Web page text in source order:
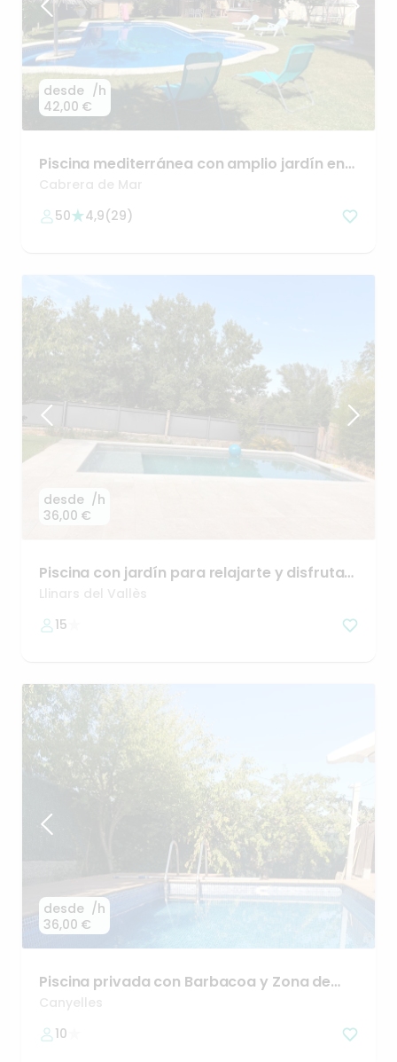
desde
42,00 €
/h
Piscina mediterránea con amplio jardín en
zonaMaresme
Cabrera de Mar
50
4,9(29)
desde
36,00 €
/h
Piscina con jardín para relajarte y disfrutar
😊
Llinars del Vallès
15
desde
36,00 €
/h
Piscina privada con Barbacoa y Zona de
Relax
Canyelles
10